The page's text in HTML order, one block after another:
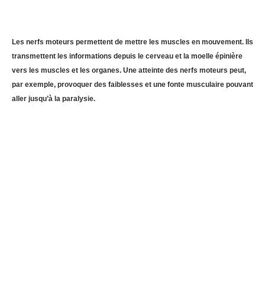
Les nerfs moteurs permettent de mettre les muscles en mouvement. Ils
transmettent les informations depuis le cerveau et la moelle épinière
vers les muscles et les organes. Une atteinte des nerfs moteurs peut,
par exemple, provoquer des faiblesses et une fonte musculaire pouvant
aller jusqu’à la paralysie.